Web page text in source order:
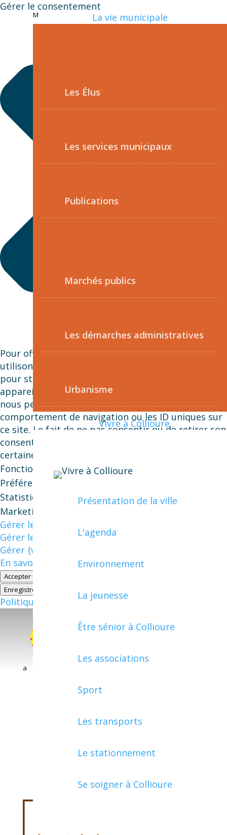
Gérer le consentement
Pour offrir les meilleures expériences, nous
utilisons des technologies telles que les cookies
pour stocker et/ou accéder aux informations des
appareils. Le fait de consentir à ces technologies
nous permettra de traiter des données telles que le
comportement de navigation ou les ID uniques sur
ce site. Le fait de ne pas consentir ou de retirer son
consentement peut avoir un effet négatif sur
certaines caractéristiques et fonctions.
Fonctionnel
Fonctionnel
Toujours activé
Préférences
Statistiques
Statistiques
Marketing
Gérer les options
Gérer les services
Gérer {vendor_count} fournisseurs
En savoir plus sur ces finalités
Accepter
Enregistrer les préférences
Politique de cookies
a
M La vie municipale
Les Élus
Les services municipaux
Publications
Marchés publics
Les démarches administratives
Urbanisme
Vivre à Collioure
Présentation de la ville
L'agenda
Environnement
La jeunesse
Être sénior à Collioure
Les associations
Sport
Les transports
Le stationnement
Se soigner à Collioure